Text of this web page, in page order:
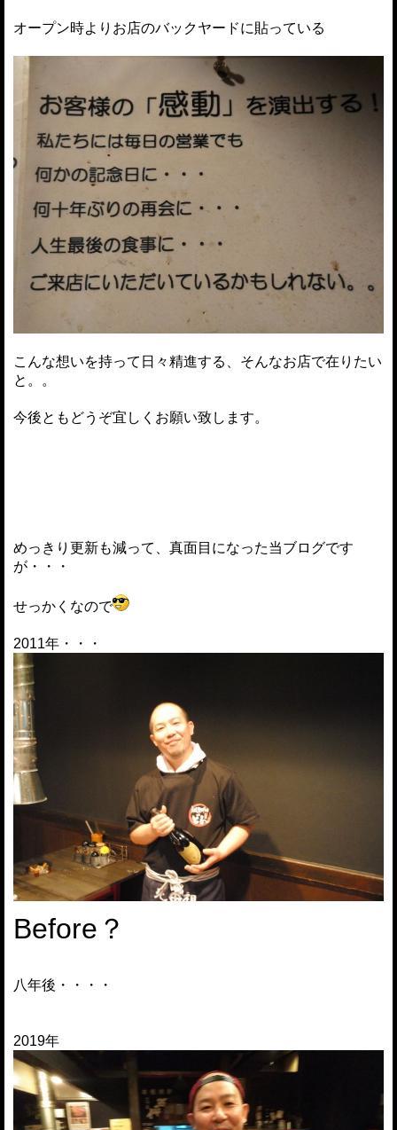
オープン時よりお店のバックヤードに貼っている
こんな想いを持って日々精進する、そんなお店で在りたい
と。。
今後ともどうぞ宜しくお願い致します。
めっきり更新も減って、真面目になった当ブログです
が・・・
せっかくなので
2011年・・・
Before？
八年後・・・・
2019年